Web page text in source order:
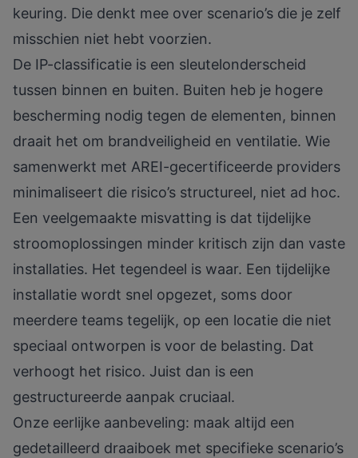
keuring. Die denkt mee over scenario’s die je zelf
misschien niet hebt voorzien.
De IP-classificatie is een sleutelonderscheid
tussen binnen en buiten. Buiten heb je hogere
bescherming nodig tegen de elementen, binnen
draait het om brandveiligheid en ventilatie. Wie
samenwerkt met AREI-gecertificeerde providers
minimaliseert die risico’s structureel, niet ad hoc.
Een veelgemaakte misvatting is dat tijdelijke
stroomoplossingen minder kritisch zijn dan vaste
installaties. Het tegendeel is waar. Een tijdelijke
installatie wordt snel opgezet, soms door
meerdere teams tegelijk, op een locatie die niet
speciaal ontworpen is voor de belasting. Dat
verhoogt het risico. Juist dan is een
gestructureerde aanpak cruciaal.
Onze eerlijke aanbeveling: maak altijd een
gedetailleerd draaiboek met specifieke scenario’s